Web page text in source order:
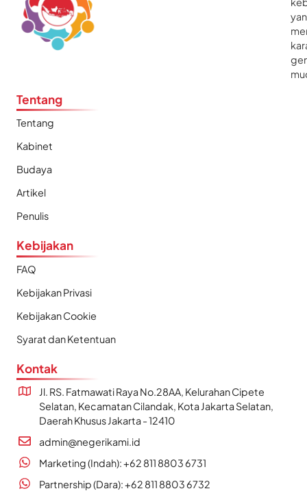
Tentang
Tentang
Kabinet
Budaya
Artikel
Penulis
Kebijakan
FAQ
Kebijakan Privasi
Kebijakan Cookie
Syarat dan Ketentuan
Kontak
Jl. RS. Fatmawati Raya No.28AA, Kelurahan Cipete
Selatan, Kecamatan Cilandak, Kota Jakarta Selatan,
Daerah Khusus Jakarta - 12410
admin@negerikami.id
Marketing (Indah): +62 811 8803 6731
Partnership (Dara): +62 811 8803 6732